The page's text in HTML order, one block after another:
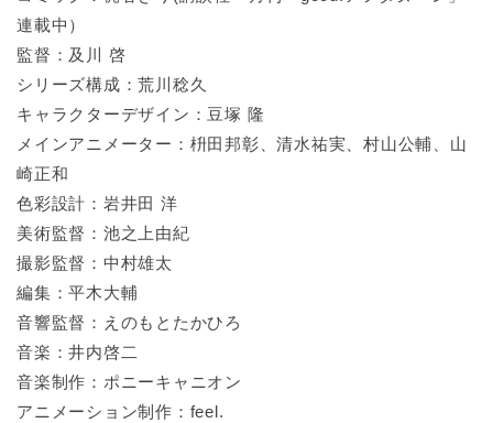
連載中）
監督：及川 啓
シリーズ構成：荒川稔久
キャラクターデザイン：豆塚 隆
メインアニメーター：枡田邦彰、清水祐実、村山公輔、山
崎正和
色彩設計：岩井田 洋
美術監督：池之上由紀
撮影監督：中村雄太
編集：平木大輔
音響監督：えのもとたかひろ
音楽：井内啓二
音楽制作：ポニーキャニオン
アニメーション制作：feel.